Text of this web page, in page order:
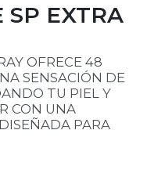
SP EXTRA
OFRECE 48
SENSACIÓN DE
TU PIEL Y
CON UNA
PARA